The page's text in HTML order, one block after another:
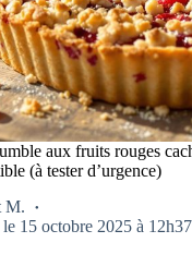
aux fruits rouges
(à tester d’urgence)
M.
15 octobre 2025 à 12h37